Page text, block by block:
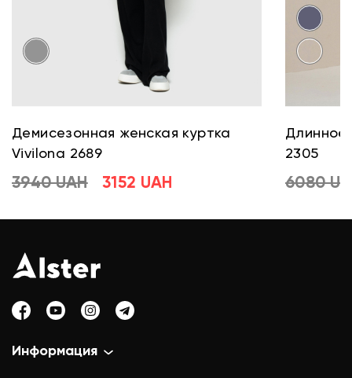
Демисезонная женская куртка
Vivilona 2689
3940 UAH 3152 UAH
Длинное
2305
6080
Информация